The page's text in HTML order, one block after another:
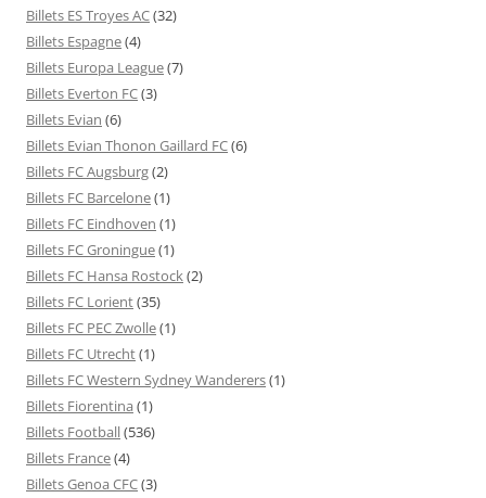
Billets ES Troyes AC(32)
Billets Espagne(4)
Billets Europa League(7)
Billets Everton FC(3)
Billets Evian (6)
Billets Evian Thonon Gaillard FC(6)
Billets FC Augsburg(2)
Billets FC Barcelone(1)
Billets FC Eindhoven (1)
Billets FC Groningue(1)
Billets FC Hansa Rostock(2)
Billets FC Lorient(35)
Billets FC PEC Zwolle(1)
Billets FC Utrecht(1)
Billets FC Western Sydney Wanderers(1)
Billets Fiorentina (1)
Billets Football(536)
Billets France(4)
Billets Genoa CFC(3)